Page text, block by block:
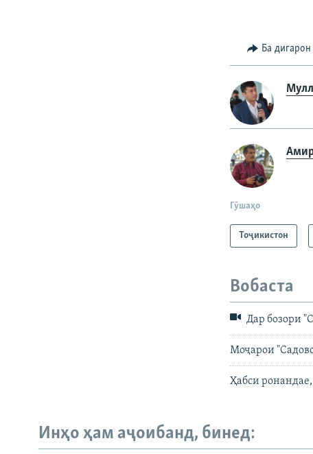
Ба
Гӯшаҳо
Тоҷикистон
Вобаста
Дар бозори
Моҷарои
Ҳабси ронандае,
Инҳо ҳам аҷоибанд, бинед: